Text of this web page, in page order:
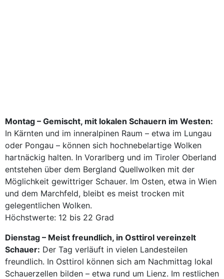
Montag – Gemischt, mit lokalen Schauern im Westen:
In Kärnten und im inneralpinen Raum – etwa im Lungau
oder Pongau – können sich hochnebelartige Wolken
hartnäckig halten. In Vorarlberg und im Tiroler Oberland
entstehen über dem Bergland Quellwolken mit der
Möglichkeit gewittriger Schauer. Im Osten, etwa in Wien
und dem Marchfeld, bleibt es meist trocken mit
gelegentlichen Wolken.
Höchstwerte: 12 bis 22 Grad
Dienstag – Meist freundlich, in Osttirol vereinzelt
Schauer: Der Tag verläuft in vielen Landesteilen
freundlich. In Osttirol können sich am Nachmittag lokal
Schauerzellen bilden – etwa rund um Lienz. Im restlichen